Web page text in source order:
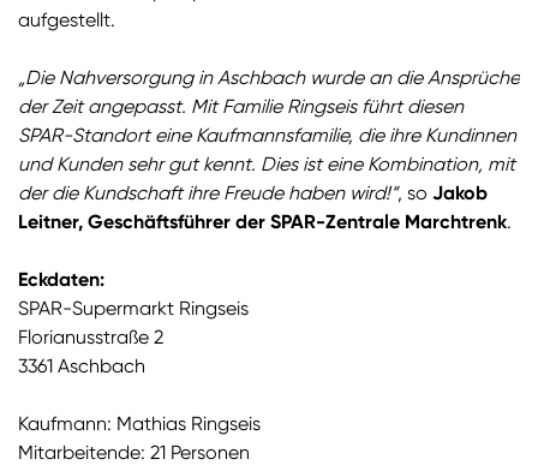
aufgestellt.
„Die Nahversorgung in Aschbach wurde an die Ansprüche
der Zeit angepasst. Mit Familie Ringseis führt diesen
SPAR-Standort eine Kaufmannsfamilie, die ihre Kundinnen
und Kunden sehr gut kennt. Dies ist eine Kombination, mit
der die Kundschaft ihre Freude haben wird!“, so Jakob
Leitner, Geschäftsführer der SPAR-Zentrale Marchtrenk.
Eckdaten:
SPAR-Supermarkt Ringseis
Florianusstraße 2
3361 Aschbach
Kaufmann: Mathias Ringseis
Mitarbeitende: 21 Personen